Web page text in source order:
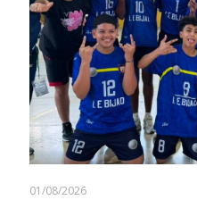
01/08/2026